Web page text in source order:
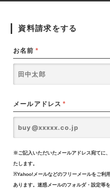
資料請求をする
お名前 *
メールアドレス *
※ご記入いただいたメールアドレス宛てに
たします。
※Yahoo!メールなどのフリーメールをご利
あります。迷惑メールのフォルダ・設定等